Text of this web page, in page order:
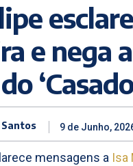
e nega
9 de Junho,
mensagens a Isa